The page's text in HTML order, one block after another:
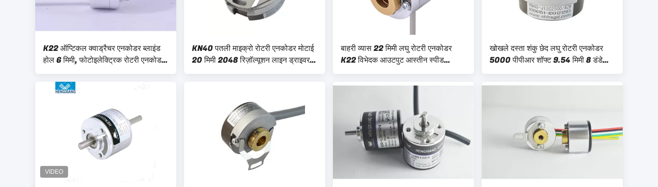
K22 ऑप्टिकल क्वाड्रैचर एनकोडर ब्लाइंड
होल 6 मिमी, फोटोइलेक्ट्रिक रोटरी एनकोडर
एक्सिस डेप्थ 10 मिमी
KN40 पतली माइक्रो रोटरी एनकोडर मोटाई
20 मिमी 2048 रिज़ॉल्यूशन लाइन ड्राइवर
आउटपुट
बाहरी व्यास 22 मिमी लघु रोटरी एनकोडर
K22 विभेदक आउटपुट आस्तीन स्पीड
5000rpm
खोखले दस्ता शंकु छेद लघु रोटरी एनकोडर
5000 पीपीआर शॉफ्ट 9.54 मिमी 8 डंडे
KN40